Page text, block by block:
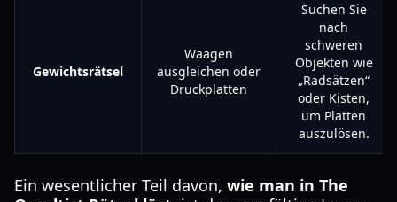
Gewichtsrätsel
Waagen
ausgleichen oder
Druckplatten
Suchen Sie
nach
schweren
Objekten wie
„Radsätzen“
oder Kisten,
um Platten
auszulösen.
Ein wesentlicher Teil davon, wie man in The